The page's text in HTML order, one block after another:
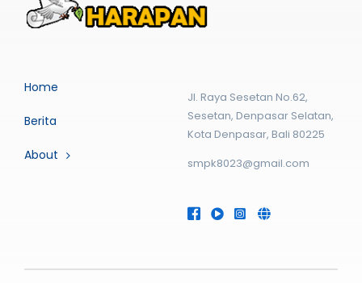
Home
Berita
About
Jl. Raya Sesetan No.62,
Sesetan, Denpasar Selatan,
Kota Denpasar, Bali 80225
smpk8023@gmail.com